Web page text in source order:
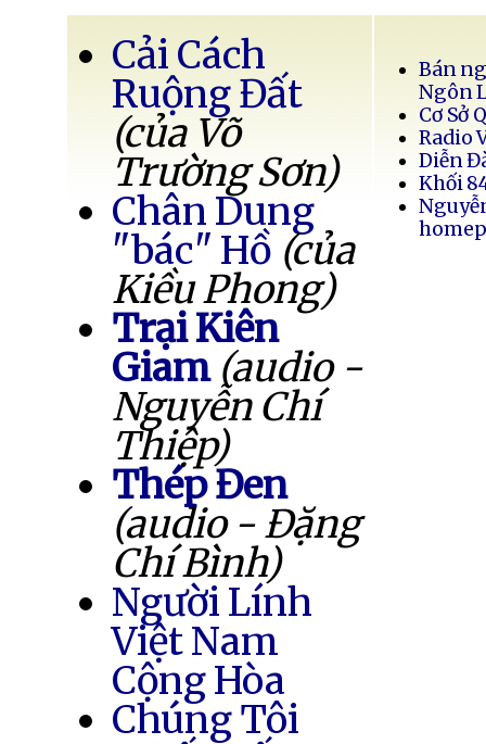
Cải Cách
Ruộng Đất
(của Võ
Trường Sơn)
Chân Dung
"bác" Hồ (của
Kiều Phong)
Trại Kiên
Giam (audio -
Nguyễn Chí
Thiệp)
Thép Đen
(audio - Đặng
Chí Bình)
Người Lính
Việt Nam
Cộng Hòa
Chúng Tôi
Bán
Ngôn
Cơ Sở
Radio
Diễn
Khối